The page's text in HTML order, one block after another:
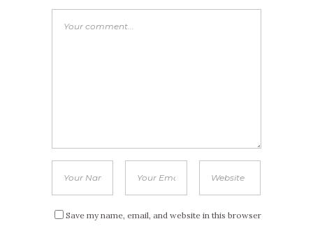
Save my name, email, and website in this browser